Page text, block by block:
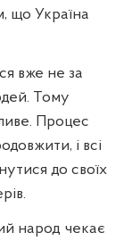
що Україна
вже не за
Тому
Процес
і всі
до своїх
народ чекає